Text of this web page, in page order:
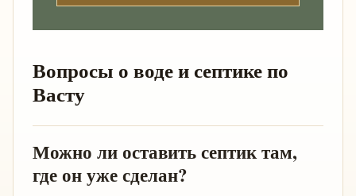
Вопросы о воде и септике по
Васту
Можно ли оставить септик там,
где он уже сделан?